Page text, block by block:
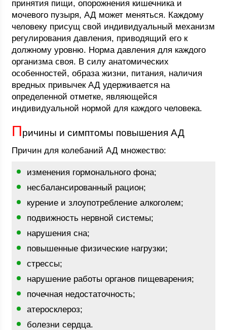
принятия пищи, опорожнения кишечника и
мочевого пузыря, АД может меняться. Каждому
человеку присущ свой индивидуальный механизм
регулирования давления, приводящий его к
должному уровню. Норма давления для каждого
организма своя. В силу анатомических
особенностей, образа жизни, питания, наличия
вредных привычек АД удерживается на
определенной отметке, являющейся
индивидуальной нормой для каждого человека.
Причины и симптомы повышения АД
Причин для колебаний АД множество:
изменения гормонального фона;
несбалансированный рацион;
курение и злоупотребление алкоголем;
подвижность нервной системы;
нарушения сна;
повышенные физические нагрузки;
стрессы;
нарушение работы органов пищеварения;
почечная недостаточность;
атеросклероз;
болезни сердца.